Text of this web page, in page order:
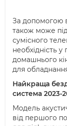
За допомогою
також може
сумісного
необхідність у
домашнього
для
Найкраща
система 2023-
Модель
від першого